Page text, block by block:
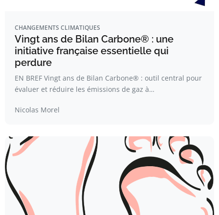
CHANGEMENTS CLIMATIQUES
Vingt ans de Bilan Carbone® : une
initiative française essentielle qui
perdure
EN BREF Vingt ans de Bilan Carbone® : outil central pour
évaluer et réduire les émissions de gaz à…
Nicolas Morel